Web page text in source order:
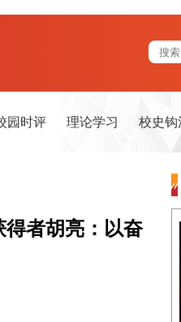
园时评 理论学习 校史钩
得者胡亮：以奋